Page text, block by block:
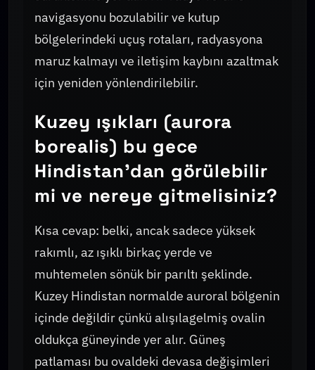
navigasyonu bozulabilir ve kutup
bölgelerindeki uçuş rotaları, radyasyona
maruz kalmayı ve iletişim kaybını azaltmak
için yeniden yönlendirilebilir.
Kuzey ışıkları (aurora
borealis) bu gece
Hindistan'dan görülebilir
mi ve nereye gitmelisiniz?
Kısa cevap: belki, ancak sadece yüksek
rakımlı, az ışıklı birkaç yerde ve
muhtemelen sönük bir parıltı şeklinde.
Kuzey Hindistan normalde auroral bölgenin
içinde değildir çünkü alışılagelmiş ovalin
oldukça güneyinde yer alır. Güneş
patlaması bu ovaldeki devasa değişimleri